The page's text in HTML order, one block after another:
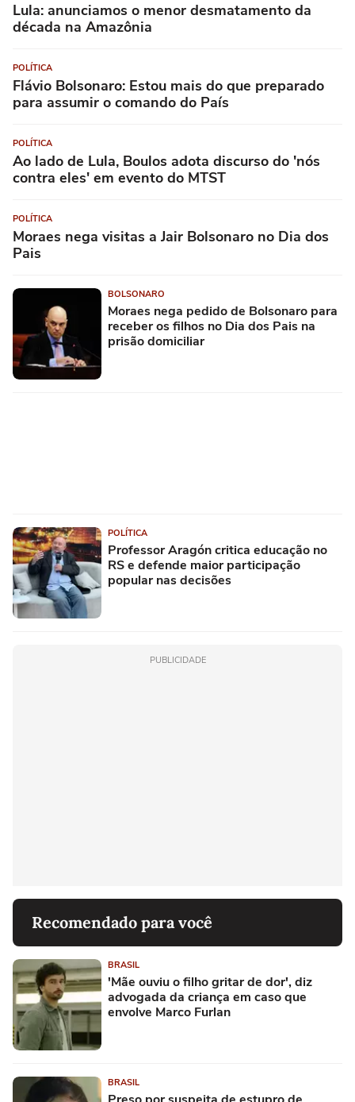
Lula: anunciamos o menor desmatamento da
década na Amazônia
POLÍTICA
Flávio Bolsonaro: Estou mais do que preparado
para assumir o comando do País
POLÍTICA
Ao lado de Lula, Boulos adota discurso do 'nós
contra eles' em evento do MTST
POLÍTICA
Moraes nega visitas a Jair Bolsonaro no Dia dos
Pais
BOLSONARO
Moraes nega pedido de Bolsonaro para
receber os filhos no Dia dos Pais na
prisão domiciliar
POLÍTICA
Professor Aragón critica educação no
RS e defende maior participação
popular nas decisões
PUBLICIDADE
Recomendado para você
BRASIL
'Mãe ouviu o filho gritar de dor', diz
advogada da criança em caso que
envolve Marco Furlan
BRASIL